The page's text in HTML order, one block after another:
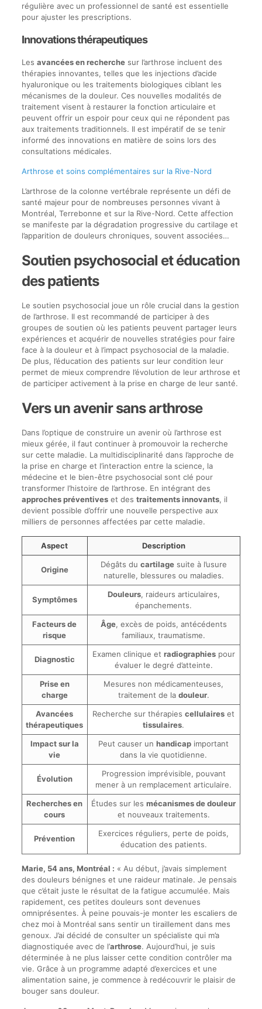
régulière avec un professionnel de santé est essentielle
pour ajuster les prescriptions.
Innovations thérapeutiques
Les avancées en recherchesur l’arthrose incluent des
thérapies innovantes, telles que les injections d’acide
hyaluronique ou les traitements biologiques ciblant les
mécanismes de la douleur. Ces nouvelles modalités de
traitement visent à restaurer la fonction articulaire et
peuvent offrir un espoir pour ceux qui ne répondent pas
aux traitements traditionnels. Il est impératif de se tenir
informé des innovations en matière de soins lors des
consultations médicales.
Arthrose et soins complémentaires sur la Rive-Nord
L’arthrose de la colonne vertébrale représente un défi de
santé majeur pour de nombreuses personnes vivant à
Montréal, Terrebonne et sur la Rive-Nord. Cette affection
se manifeste par la dégradation progressive du cartilage et
l’apparition de douleurs chroniques, souvent associées…
Soutien psychosocial et éducation
des patients
Le soutien psychosocial joue un rôle crucial dans la gestion
de l’arthrose. Il est recommandé de participer à des
groupes de soutien où les patients peuvent partager leurs
expériences et acquérir de nouvelles stratégies pour faire
face à la douleur et à l’impact psychosocial de la maladie.
De plus, l’éducation des patients sur leur condition leur
permet de mieux comprendre l’évolution de leur arthrose et
de participer activement à la prise en charge de leur santé.
Vers un avenir sans arthrose
Dans l’optique de construire un avenir où l’arthrose est
mieux gérée, il faut continuer à promouvoir la recherche
sur cette maladie. La multidisciplinarité dans l’approche de
la prise en charge et l’interaction entre la science, la
médecine et le bien-être psychosocial sont clé pour
transformer l’histoire de l’arthrose. En intégrant des
approches préventiveset des traitements innovants, il
devient possible d’offrir une nouvelle perspective aux
milliers de personnes affectées par cette maladie.
Aspect Description
Origine
Dégâts du cartilagesuite à l’usure
naturelle, blessures ou maladies.
Symptômes
Douleurs, raideurs articulaires,
épanchements.
Facteurs de
risque
Âge, excès de poids, antécédents
familiaux, traumatisme.
Diagnostic
Examen clinique et radiographiespour
évaluer le degré d’atteinte.
Prise en
charge
Mesures non médicamenteuses,
traitement de la douleur.
Avancées
thérapeutiques
Recherche sur thérapiescellulaires et
tissulaires.
Impact sur la
vie
Peut causer unhandicap important
dans la vie quotidienne.
Évolution
Progression imprévisible, pouvant
mener à un remplacement articulaire.
Recherches en
cours
Études sur lesmécanismes de douleur
et nouveaux traitements.
Prévention
Exercices réguliers, perte de poids,
éducation des patients.
Marie, 54 ans, Montréal : « Au début, j’avais simplement
des douleurs bénignes et une raideur matinale. Je pensais
que c’était juste le résultat de la fatigue accumulée. Mais
rapidement, ces petites douleurs sont devenues
omniprésentes. À peine pouvais-je monter les escaliers de
chez moi à Montréal sans sentir un tiraillement dans mes
genoux. J’ai décidé de consulter un spécialiste qui m’a
diagnostiquée avec de l’arthrose. Aujourd’hui, je suis
déterminée à ne plus laisser cette condition contrôler ma
vie. Grâce à un programme adapté d’exercices et une
alimentation saine, je commence à redécouvrir le plaisir de
bouger sans douleur.